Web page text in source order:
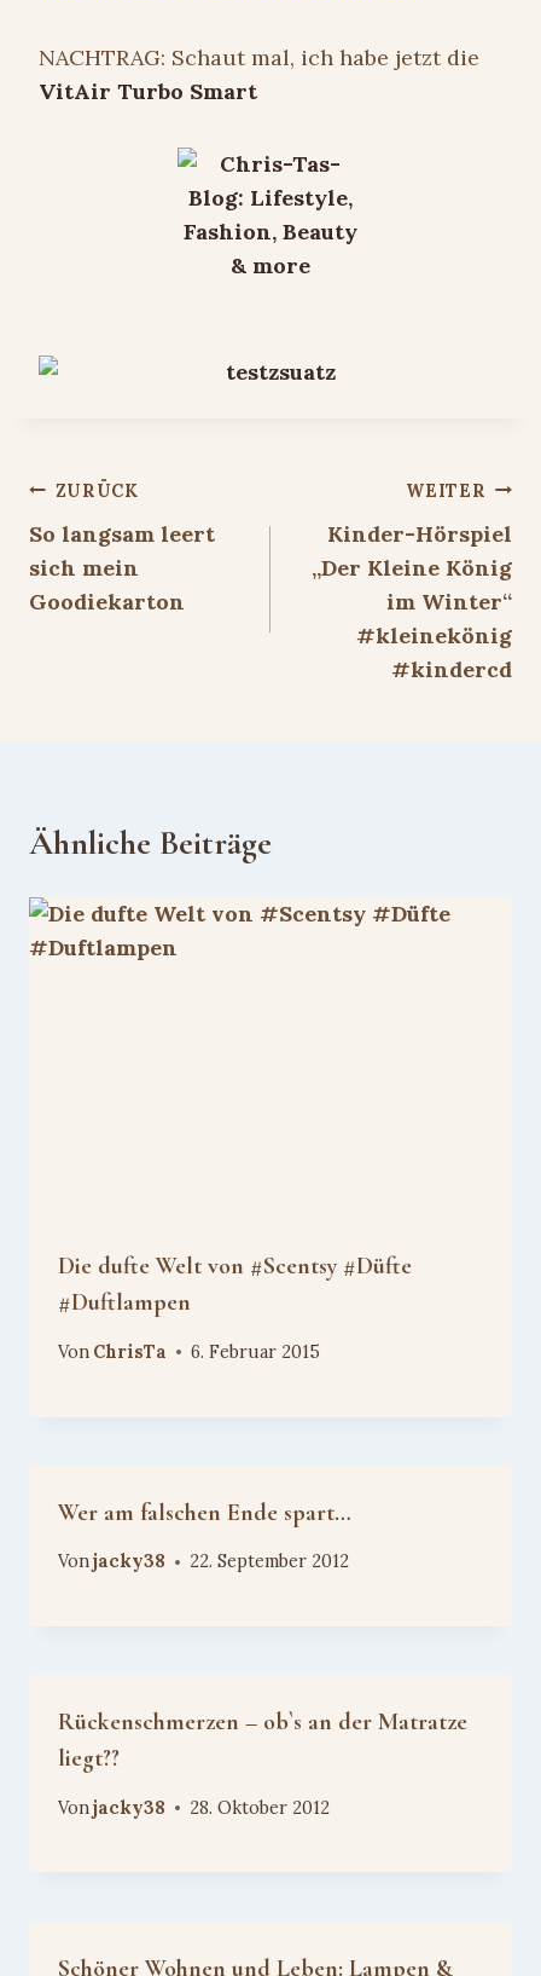
NACHTRAG: Schaut mal, ich habe jetzt die
VitAir Turbo Smart
Beitragsnavigation
ZURÜCK
So langsam leert
sich mein
Goodiekarton
WEITER
Kinder-Hörspiel
„Der Kleine König
im Winter“
#kleinekönig
#kindercd
Ähnliche Beiträge
Die dufte Welt von #Scentsy #Düfte
#Duftlampen
Von ChrisTa 6. Februar 2015
Wer am falschen Ende spart…
Vonjacky38 22. September 2012
Rückenschmerzen – ob`s an der Matratze
liegt??
Vonjacky38 28. Oktober 2012
Schöner Wohnen und Leben: Lampen &